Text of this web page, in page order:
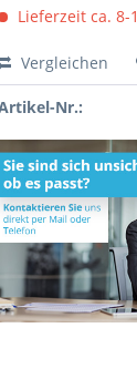
Lieferzeit ca. 8-
Vergleichen
Nr.: